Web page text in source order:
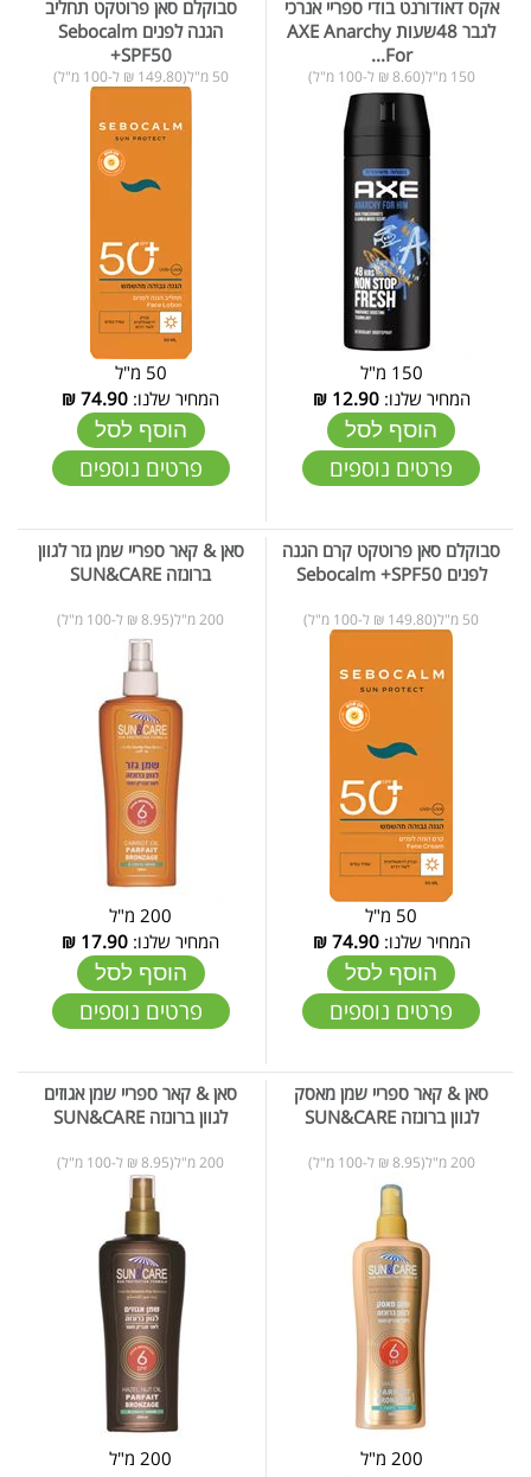
אקס דאודורנט בודי ספריי אנרכי
לגבר 48שעות AXE Anarchy
For...
150 מ"ל(8.60 ₪ ל-100 מ"ל)
150 מ"ל
המחיר שלנו:12.90
₪
הוסף לסל
פרטים נוספים
סבוקלם סאן פרוטקט תחליב
הגנה לפנים Sebocalm
+SPF50
50 מ"ל(149.80 ₪ ל-100 מ"ל)
50 מ"ל
המחיר שלנו: 74.90
₪
הוסף לסל
פרטים נוספים
סבוקלם סאן פרוטקט קרם הגנה
לפנים Sebocalm +SPF50
50 מ"ל(149.80 ₪ ל-100 מ"ל)
50 מ"ל
המחיר שלנו:74.90
₪
הוסף לסל
פרטים נוספים
סאן & קאר ספריי שמן גזר לגוון
ברונזה SUN&CARE
200 מ"ל(8.95 ₪ ל-100 מ"ל)
200 מ"ל
המחיר שלנו: 17.90
₪
הוסף לסל
פרטים נוספים
סאן & קאר ספריי שמן מאסק
לגוון ברונזה SUN&CARE
200 מ"ל(8.95 ₪ ל-100 מ"ל)
200 מ"ל
סאן & קאר ספריי שמן אגוזים
לגוון ברונזה SUN&CARE
200 מ"ל(8.95 ₪ ל-100 מ"ל)
200 מ"ל